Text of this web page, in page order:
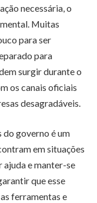
necessária, o
Muitas
para ser
para
surgir durante o
os canais oficiais
desagradáveis.
do governo é um
em situações
e manter-se
que esse
ferramentas e